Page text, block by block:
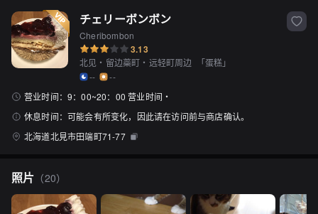
チェリーボンボン
Cheribombon
3.13
北见・留边蘂町・远轻町周边 「蛋糕」
--
--
营业时间： 9：00~20：00 营业时间・
休息时间： 可能会有所变化，因此请在访问前与商店确认。
北海道北見市田端町71-77
照片 （20）